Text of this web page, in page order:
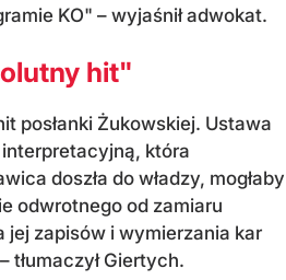
KO" – wyjaśnił adwokat.
hit"
posłanki Żukowskiej. Ustawa
która
doszła do władzy, mogłaby
odwrotnego od zamiaru
zapisów i wymierzania kar
tłumaczył Giertych.